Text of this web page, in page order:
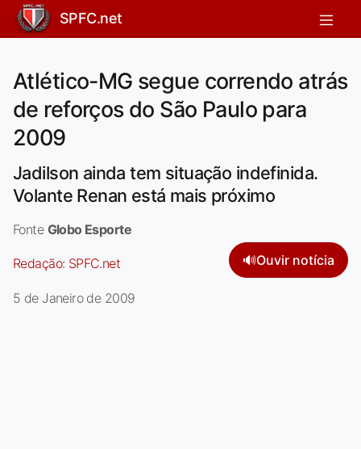
SPFC.net
Atlético-MG segue correndo atrás
de reforços do São Paulo para
2009
Jadilson ainda tem situação indefinida.
Volante Renan está mais próximo
Fonte Globo Esporte
Redação: SPFC.net 🔊Ouvir notícia
5 de Janeiro de 2009